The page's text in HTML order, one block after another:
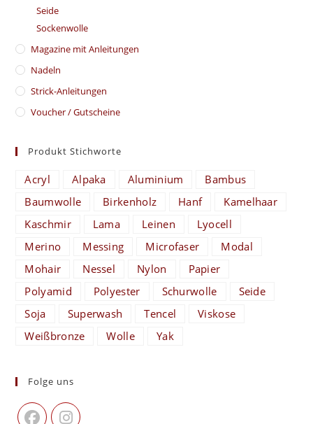
Seide
Sockenwolle
Magazine mit Anleitungen
Nadeln
Strick-Anleitungen
Voucher / Gutscheine
Produkt Stichworte
Acryl Alpaka Aluminium
Bambus
Baumwolle
Birkenholz Hanf
Kamelhaar
Kaschmir
Lama Leinen
Lyocell
Merino
Messing Microfaser
Modal
Mohair
Nessel Nylon
Papier
Polyamid
Polyester Schurwolle
Seide
Soja
Superwash Tencel
Viskose
Weißbronze
Wolle Yak
Folge uns